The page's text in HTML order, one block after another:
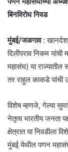
बिनविरोध निवड
मुंबई/जळगाव:
दिलीपराव निकम
महासंघ) या राज्यातील
तर राहुल काकडे यांची
विशेष म्हणजे, गेल्या
नेतृत्व भारतीय जनता
क्षेत्रात या निवडीला
मुंबई येथील पणन